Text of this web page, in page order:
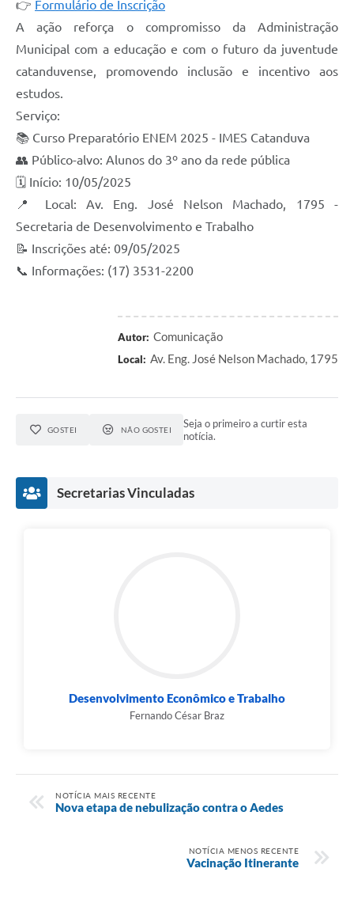
👉 Formulário de Inscrição
A ação reforça o compromisso da Administração
Municipal com a educação e com o futuro da juventude
catanduvense, promovendo inclusão e incentivo aos
estudos.
Serviço:
📚 Curso Preparatório ENEM 2025 - IMES Catanduva
👥 Público-alvo: Alunos do 3º ano da rede pública
🗓 Início: 10/05/2025
📍 Local: Av. Eng. José Nelson Machado, 1795 -
Secretaria de Desenvolvimento e Trabalho
📝 Inscrições até: 09/05/2025
📞 Informações: (17) 3531-2200
Autor: Comunicação
Local: Av. Eng. José Nelson Machado, 1795
GOSTEI NÃO GOSTEI
Seja o primeiro a curtir esta
notícia.
Secretarias Vinculadas
Desenvolvimento Econômico e Trabalho
Fernando César Braz
NOTÍCIA MAIS RECENTE
Nova etapa de nebulização contra o Aedes
NOTÍCIA MENOS RECENTE
Vacinação Itinerante